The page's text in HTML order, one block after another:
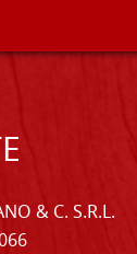
& C. S.R.L.